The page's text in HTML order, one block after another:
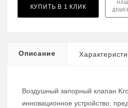
КУПИТЬ В 1 КЛИК
Описание
Воздушный запорный клапан
инновационное устройство,